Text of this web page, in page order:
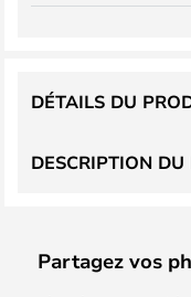
DESCRIPTION
DÉTAILS DU
Partagez vos